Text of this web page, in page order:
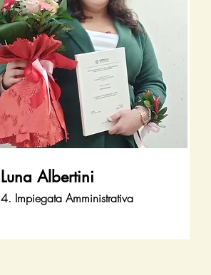
Luna Albertini
4. Impiegata Amministrativa